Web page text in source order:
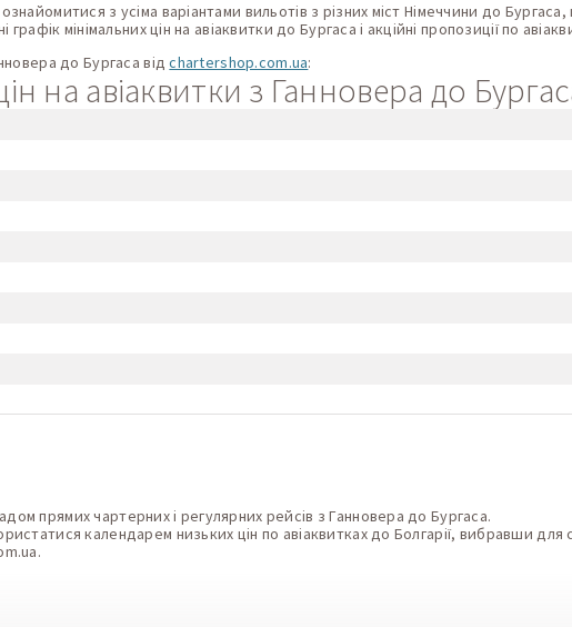
з усіма варіантами вильотів з різних міст Німеччини до
графік мінімальних цін на авіаквитки до Бургаса і акційні пропозиції по
до Бургаса відchartershop.com.ua:
на авіаквитки з Ганновера до
прямих чартерних і регулярних рейсів з Ганновера до Бургаса.
календарем низьких цін по авіаквитках до Болгарії, вибравши
.